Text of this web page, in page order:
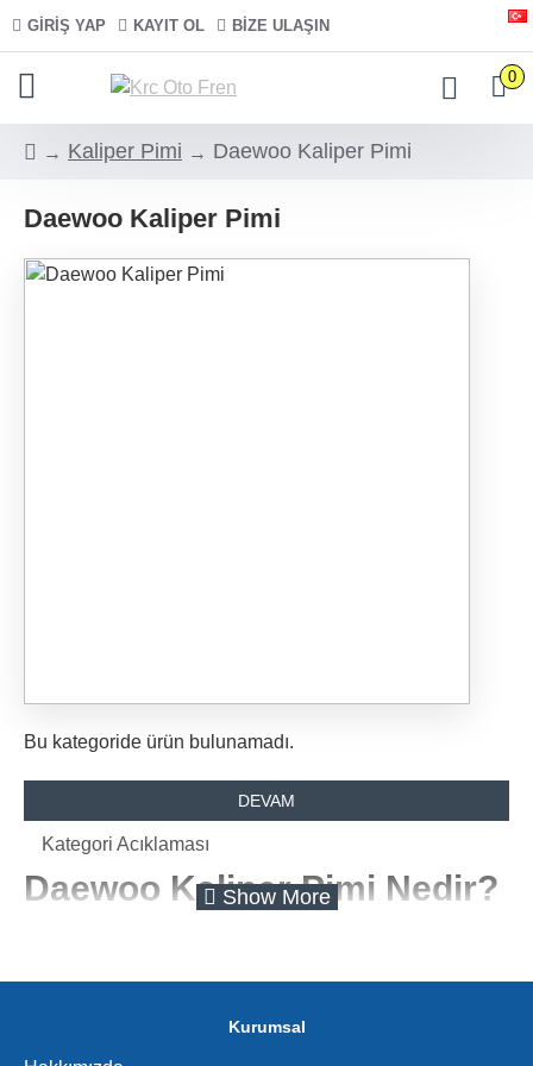
GIRIŞ YAP KAYIT OL BIZE ULAŞIN
0
Kaliper Pimi Daewoo Kaliper Pimi
Daewoo Kaliper Pimi
Bu kategoride ürün bulunamadı.
DEVAM
Kategori Acıklaması
Daewoo Kaliper Pimi Nedir?
parçasıdır. Fren pedalına basıldığında balataların diske
Kurumsal